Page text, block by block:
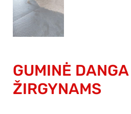
GUMINĖ DANGA
ŽIRGYNAMS